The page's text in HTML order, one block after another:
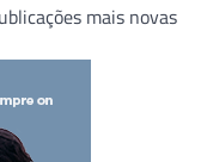
mais novas